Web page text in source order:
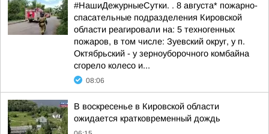
#НашиДежурныеСутки. . 8 августа* пожарно-
спасательные подразделения Кировской
области реагировали на: 5 техногенных
пожаров, в том числе: Зуевский округ, у п.
Октябрьский - у зерноуборочного комбайна
сгорело колесо и...
08:06
В воскресенье в Кировской области
ожидается кратковременный дождь